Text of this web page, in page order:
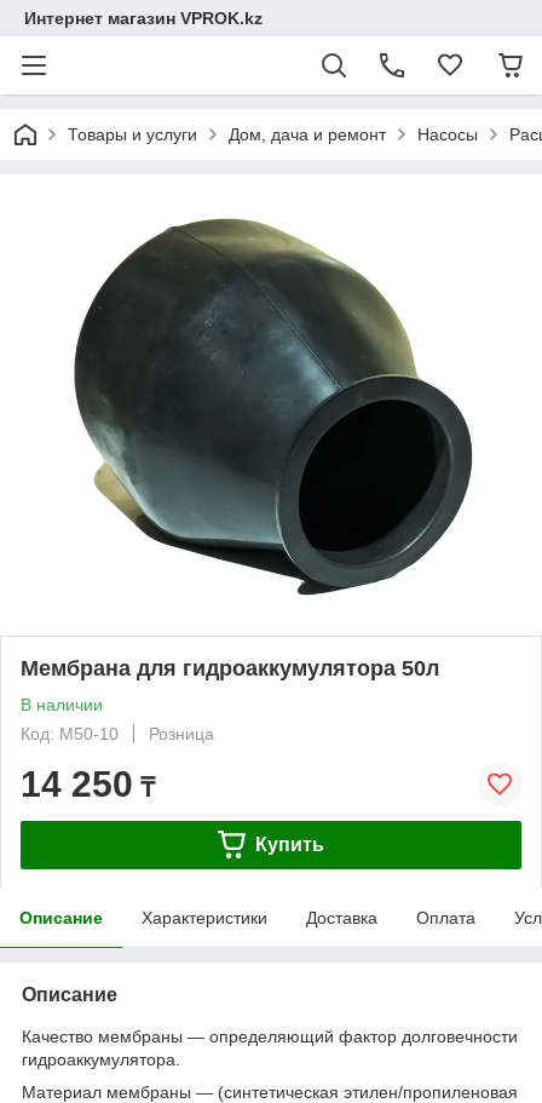
Интернет магазин VPROK.kz
Товары и услуги Дом, дача и ремонт Насосы
Мембрана для гидроаккумулятора 50л
В наличии
Код: M50-10
Розница
14 250 ₸
Купить
Описание Характеристики Доставка Оплата
Описание
Качество мембраны — определяющий фактор долговечности
гидроаккумулятора.
Материал мембраны — (синтетическая этилен/пропиленовая